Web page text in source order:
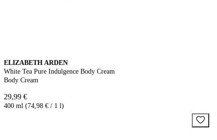
ELIZABETH ARDEN
White Tea Pure Indulgence Body Cream
Body Cream
29,99 €
400 ml (74,98 € / 1 l)